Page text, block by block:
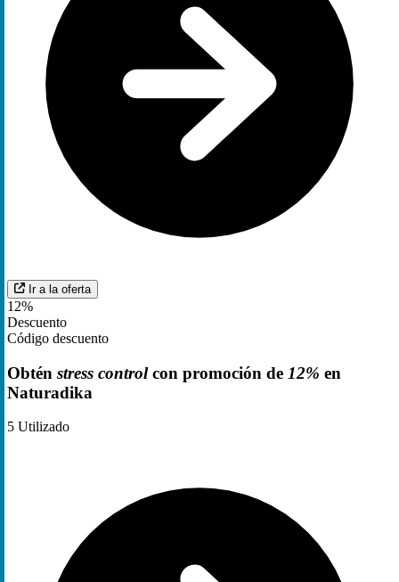
Ir a la oferta
12%
Descuento
Código descuento
Obtén stress controlcon promoción de 12% en
Naturadika
5 Utilizado